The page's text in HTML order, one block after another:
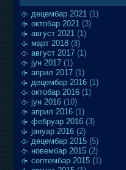
децембар 2021 (1)
октобар 2021 (3)
август 2021 (1)
март 2018 (3)
август 2017 (1)
јун 2017 (1)
април 2017 (1)
децембар 2016 (1)
октобар 2016 (1)
јун 2016 (10)
април 2016 (1)
фебруар 2016 (3)
јануар 2016 (2)
децембар 2015 (5)
новембар 2015 (2)
септембар 2015 (1)